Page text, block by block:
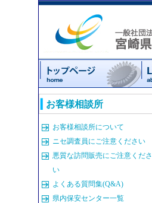
お客様相談所
お客様相談所について
ニセ調査員にご注意ください
悪質な訪問販売にご注意くださ
い
よくある質問集(Q&A)
県内保安センター一覧